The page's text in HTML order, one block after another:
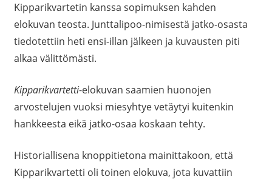
Kipparikvartetin kanssa sopimuksen kahden
elokuvan teosta. Junttalipoo-nimisestä jatko-osasta
tiedotettiin heti ensi-illan jälkeen ja kuvausten piti
alkaa välittömästi.
Kipparikvartetti-elokuvan saamien huonojen
arvostelujen vuoksi miesyhtye vetäytyi kuitenkin
hankkeesta eikä jatko-osaa koskaan tehty.
Historiallisena knoppitietona mainittakoon, että
Kipparikvartetti oli toinen elokuva, jota kuvattiin